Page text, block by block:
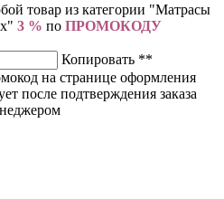
товар из категории "Матрасы
3 % по ПРОМОКОДУ
Копировать **
на странице оформления
после подтверждения заказа